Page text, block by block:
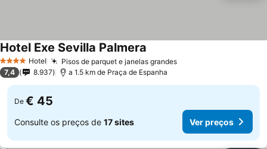
4 EstrelasHotel Pisos de parquet e janelas grandesVer preços
Hotel Exe Sevilla Palmera
7,4 8.937 a 1.5 km de Praça de Espanha
De € 45
Consulte os preços de 17 sites Ver preços